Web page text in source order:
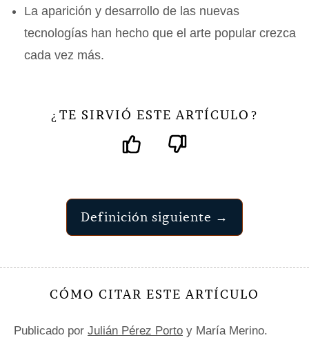
La aparición y desarrollo de las nuevas
tecnologías han hecho que el arte popular crezca
cada vez más.
¿ TE SIRVIÓ ESTE ARTÍCULO ?
Definición siguiente →
CÓMO CITAR ESTE ARTÍCULO
Publicado por Julián Pérez Porto y María Merino.